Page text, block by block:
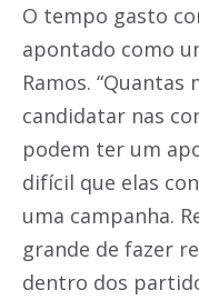
O tempo gasto
apontado como
Ramos.
candidatar nas
podem ter um
difícil que elas
uma campanha.
grande de fazer
dentro dos